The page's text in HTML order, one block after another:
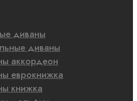
диваны
диваны
аккордеон
еврокнижка
книжка